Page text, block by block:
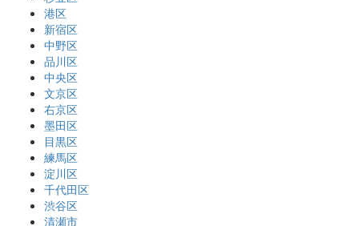
港区
新宿区
中野区
品川区
中央区
文京区
右京区
墨田区
目黒区
練馬区
淀川区
千代田区
渋谷区
清瀬市